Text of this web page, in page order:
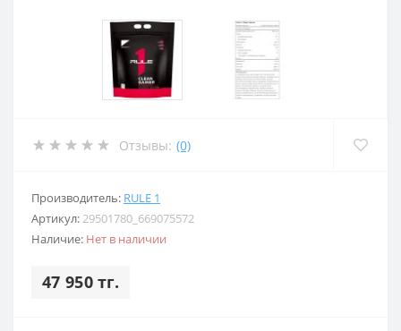
Отзывы: (0)
Производитель: RULE 1
Артикул:29501780_669075572
Наличие: Нет в наличии
47 950 тг.